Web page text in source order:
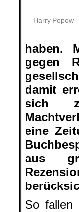
Harry Popow
haben.
gegen
damit
sich
eine
aus
So fallen